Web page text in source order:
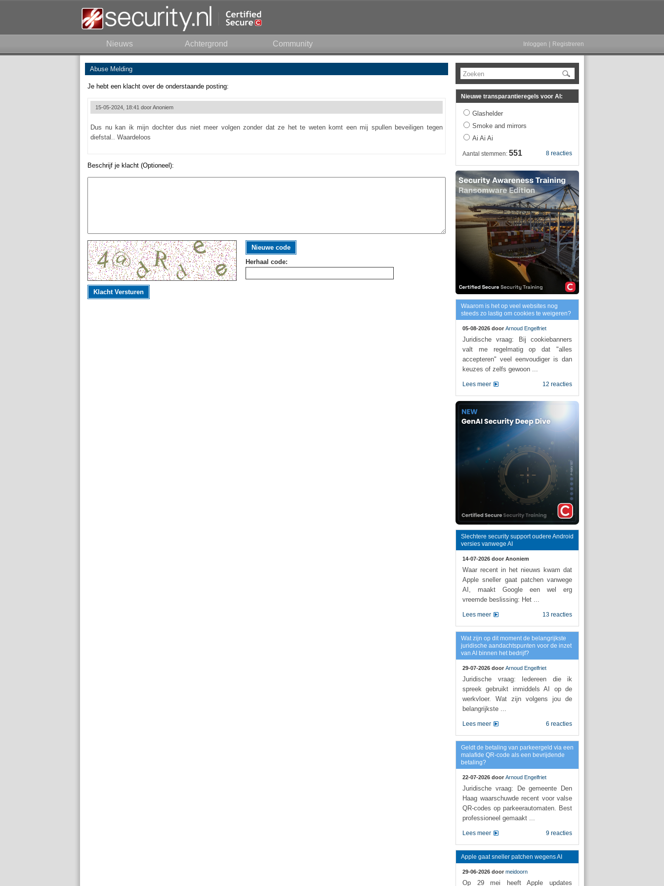
Nieuws Achtergrond Community Inloggen Registreren
Abuse Melding
Je hebt een klacht over de onderstaande posting:
15-05-2024, 18:41 doorAnoniem
Dus nu kan ik mijn dochter dus niet meer volgen zonder dat ze het te weten komt een mij spullen beveiligen tegen
diefstal.. Waardeloos
Beschrijf je klacht (Optioneel):
Nieuwe code
Herhaal code:
Klacht Versturen
Zoeken
Nieuwe transparantieregels voor AI:
Glashelder
Smoke and mirrors
Ai Ai Ai
8 reacties
Aantal stemmen: 551
Waarom is het op veel websites nog
steeds zo lastig om cookies te weigeren?
05-08-2026 door Arnoud Engelfriet
Juridische vraag: Bij cookiebanners
valt me regelmatig op dat "alles
accepteren" veel eenvoudiger is dan
keuzes of zelfs gewoon ...
12 reacties
Lees meer
Slechtere security support oudere Android
versies vanwege AI
14-07-2026 door Anoniem
Waar recent in het nieuws kwam dat
Apple sneller gaat patchen vanwege
AI, maakt Google een wel erg
vreemde beslissing: Het ...
13 reacties
Lees meer
Wat zijn op dit moment de belangrijkste
juridische aandachtspunten voor de inzet
van AI binnen het bedrijf?
29-07-2026 door Arnoud Engelfriet
Juridische vraag: Iedereen die ik
spreek gebruikt inmiddels AI op de
werkvloer. Wat zijn volgens jou de
belangrijkste ...
6 reacties
Lees meer
Geldt de betaling van parkeergeld via een
malafide QR-code als een bevrijdende
betaling?
22-07-2026 door Arnoud Engelfriet
Juridische vraag: De gemeente Den
Haag waarschuwde recent voor valse
QR-codes op parkeerautomaten. Best
professioneel gemaakt ...
9 reacties
Lees meer
Apple gaat sneller patchen wegens AI
29-06-2026 door meidoorn
Op 29 mei heeft Apple updates